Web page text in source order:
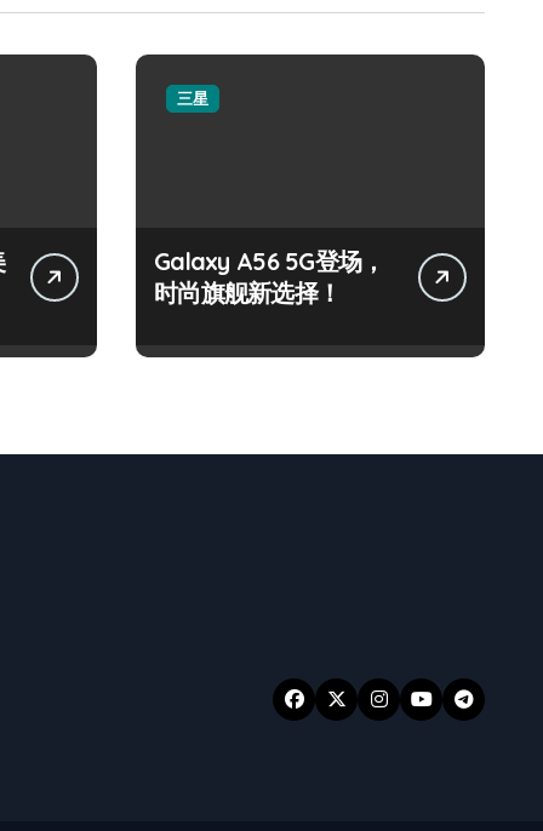
三星
Galaxy A56 5G登场，
时尚旗舰新选择！